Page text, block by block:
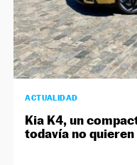
ACTUALIDAD
Kia K4, un
todavía no